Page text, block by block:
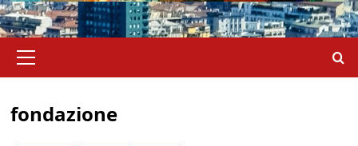
principale
fondazione